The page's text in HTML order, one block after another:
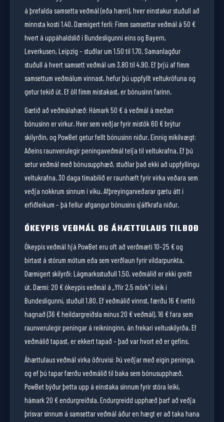
á þrefalda samsetta veðmál (eða hærri), hver einstakur stuðull að
minnsta kosti 1.40. Dæmigert ferli: Fimm samsettar veðmál á 50 €
hvert á uppáhaldslið í Bundesligunni eins og Bayern,
Leverkusen, Leipzig – stuðlar um 1.50 til 1.70. Samanlagður
stuðull á hvert samsett veðmál um 3.80 til 4.90. Ef þrjú af fimm
samsettum veðmálum vinnast, hefur þú uppfyllt veltukröfuna og
getur tekið út. Ef öll fimm mistakast, er bónusinn farinn.
Gætið að veðmálahæð: Hámark 50 € á veðmál á meðan
bónusinn er virkur. Hver sem veðjar fyrir mistök 60 € brýtur
skilyrðin, og PowBet getur fellt bónusinn niður. Einnig mikilvægt:
Aðeins raunverulegir peningaveðmál telja til veltukrafna. Ef þú
setur veðmál með bónusupphæð, stuðlar það ekki að uppfyllingu
veltukrafna. 30 daga tímabilið er raunhæft fyrir virka veðara sem
veðja nokkrum sinnum í viku. Afþreyingarveðarar gætu átt í
erfiðleikum – þá fellur afgangur bónusins sjálfkrafa niður.
ÓKEYPIS VEÐMÁL OG ÁHÆTTULAUS TILBOÐ
Ókeypis veðmál hjá PowBet eru oft að verðmæti 10–25 € og
birtast á stórum mótum eða sem verðlaun fyrir vildarpunkta.
Dæmigert skilyrði: Lágmarksstuðull 1.50, veðmálið er ekki greitt
út. Dæmi: 20 € ókeypis veðmál á „Yfir 2,5 mörk" í leik í
Bundesligunni, stuðull 1.80. Ef veðmálið vinnst, færðu 16 € nettó
hagnað (36 € heildargreiðsla mínus 20 € veðmál). 16 € fara sem
raunverulegir peningar á reikninginn, án frekari veltuskilyrða. Ef
veðmálið tapast, er ekkert tapað – það var hvort eð er gefins.
Áhættulaus veðmál virka öðruvísi: Þú veðjar með eigin peninga,
og ef þú tapar færðu veðmálið til baka sem bónusupphæð.
PowBet býður þetta upp á einstaka sinnum fyrir stóra leiki,
hámark 20 € endurgreiðsla. Endurgreidd upphæð þarf að veðja
þrisvar sinnum á samsettar veðmál áður en hægt er að taka hana